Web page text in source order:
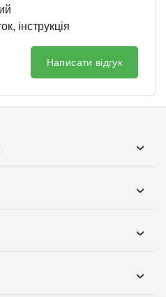
інструкція
Написати відгук